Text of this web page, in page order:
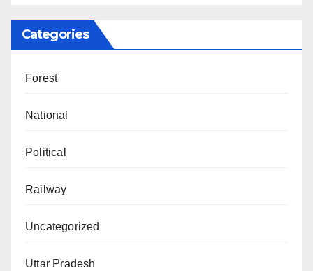
Categories
Forest
National
Political
Railway
Uncategorized
Uttar Pradesh